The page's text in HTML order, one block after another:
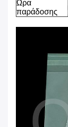
Ωρα
παράδοσης